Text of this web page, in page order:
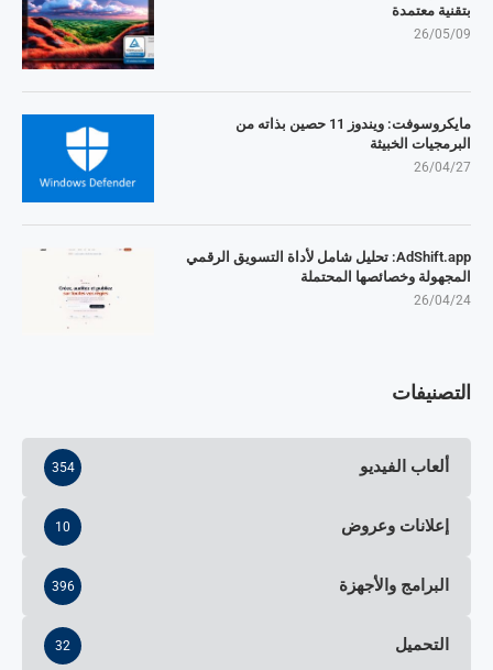
بتقنية معتمدة
26/05/09
مايكروسوفت: ويندوز 11 حصين بذاته من
البرمجيات الخبيثة
26/04/27
AdShift.app: تحليل شامل لأداة التسويق الرقمي
المجهولة وخصائصها المحتملة
26/04/24
التصنيفات
ألعاب الفيديو 354
إعلانات وعروض 10
البرامج والأجهزة 396
التحميل 32